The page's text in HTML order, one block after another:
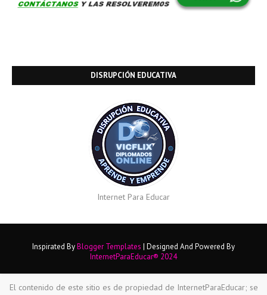
DISRUPCIÓN EDUCATIVA
Internet Para Educar
Inspirated ByBlogger Templates | Designed And Powered By
InternetParaEducar® 2024
El contenido de este sitio es de propiedad de InternetParaEducar; se